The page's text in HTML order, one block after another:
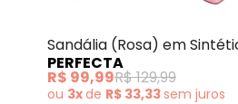
Sandália (Rosa) em
PERFECTA
R$ 99,99R$ 129,99
ou 3xde R$ 33,33sem juros